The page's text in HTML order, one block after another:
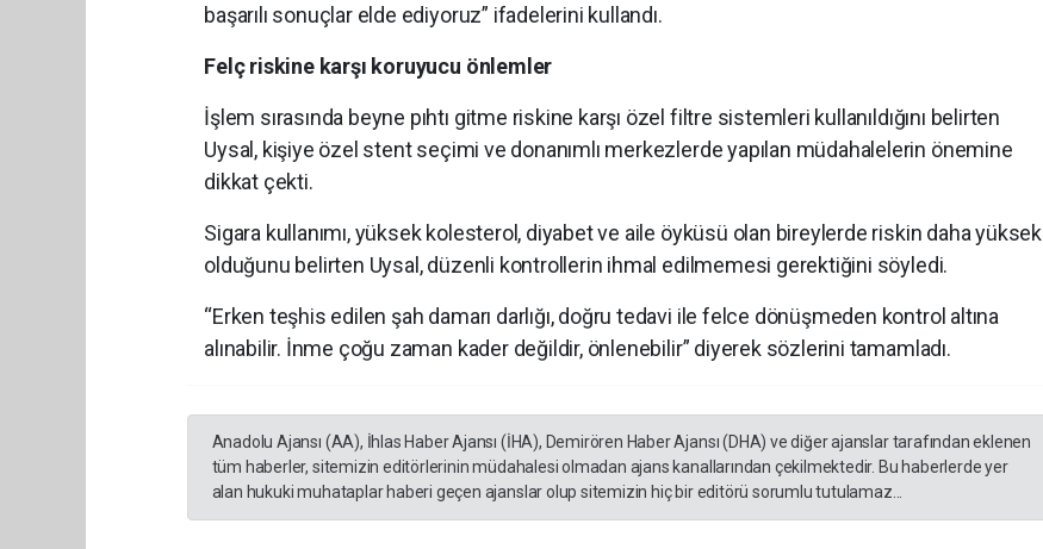
başarılı sonuçlar elde ediyoruz” ifadelerini kullandı.
Felç riskine karşı koruyucu önlemler
İşlem sırasında beyne pıhtı gitme riskine karşı özel filtre sistemleri kullanıldığını belirten
Uysal, kişiye özel stent seçimi ve donanımlı merkezlerde yapılan müdahalelerin önemine
dikkat çekti.
Sigara kullanımı, yüksek kolesterol, diyabet ve aile öyküsü olan bireylerde riskin daha yüksek
olduğunu belirten Uysal, düzenli kontrollerin ihmal edilmemesi gerektiğini söyledi.
“Erken teşhis edilen şah damarı darlığı, doğru tedavi ile felce dönüşmeden kontrol altına
alınabilir. İnme çoğu zaman kader değildir, önlenebilir” diyerek sözlerini tamamladı.
Anadolu Ajansı (AA), İhlas Haber Ajansı (İHA), Demirören Haber Ajansı (DHA) ve diğer ajanslar tarafından eklenen
tüm haberler, sitemizin editörlerinin müdahalesi olmadan ajans kanallarından çekilmektedir. Bu haberlerde yer
alan hukuki muhataplar haberi geçen ajanslar olup sitemizin hiç bir editörü sorumlu tutulamaz...